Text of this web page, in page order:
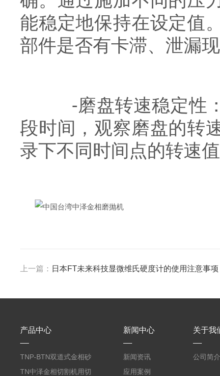
能稳定地保持在设定值
部件是否有卡滞、泄漏
-磨盘转速稳定性：
段时间，观察磨盘的转
录下不同时间点的转速
上一篇： 日本FT未来科技显微维氏硬度计的使用注意事项
产品中心
TNP-BTN双道式金相砂
带机/金相研磨机
TN中泽金相切割机用切
新闻中心
新闻资讯
应用案例
关于我
公司简介